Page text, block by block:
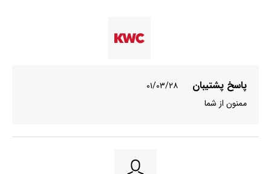
پاسخ پشتیبان
۰۱/۰۳/۲۸
ممنون از شما